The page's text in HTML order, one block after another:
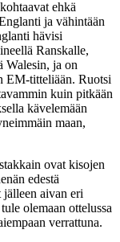
ehkä
ja vähintään
hävisi
Ranskalle,
Walesin, ja on
EM-titteliään. Ruotsi
kuin pitkään
kävelemään
maan,
ovat kisojen
edestä
jälleen aivan eri
olemaan ottelussa
verrattuna.